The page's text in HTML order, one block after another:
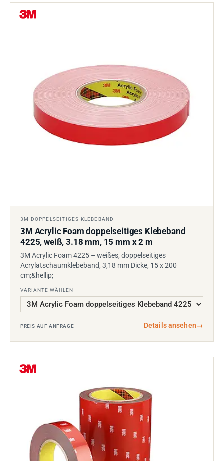
3M DOPPELSEITIGES KLEBEBAND
3M Acrylic Foam doppelseitiges Klebeband
4225, weiß, 3.18 mm, 15 mm x 2 m
3M Acrylic Foam 4225 – weißes, doppelseitiges
Acrylatschaumklebeband, 3,18 mm Dicke, 15 x 200
cm;&hellip;
VARIANTE WÄHLEN
PREIS AUF ANFRAGE Details ansehen→